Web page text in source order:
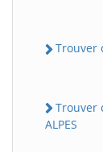
Trouver
Trouver
ALPES